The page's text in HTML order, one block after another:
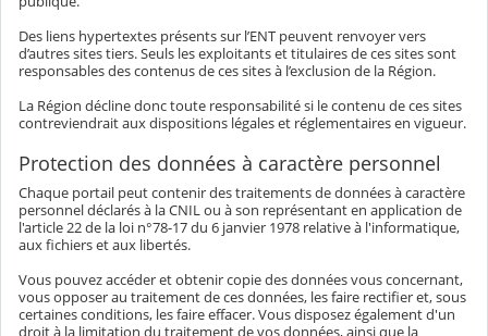
Des liens hypertextes présents sur l’ENT peuvent renvoyer vers
d’autres sites tiers. Seuls les exploitants et titulaires de ces sites sont
responsables des contenus de ces sites à l’exclusion de la Région.
La Région décline donc toute responsabilité si le contenu de ces sites
contreviendrait aux dispositions légales et réglementaires en vigueur.
Protection des données à caractère personnel
Chaque portail peut contenir des traitements de données à caractère
personnel déclarés à la CNIL ou à son représentant en application de
l'article 22 de la loi n°78-17 du 6 janvier 1978 relative à l'informatique,
aux fichiers et aux libertés.
Vous pouvez accéder et obtenir copie des données vous concernant,
vous opposer au traitement de ces données, les faire rectifier et, sous
certaines conditions, les faire effacer. Vous disposez également d'un
droit à la limitation du traitement de vos données, ainsi que la